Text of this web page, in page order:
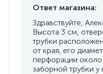
Ответ магазина:
Здравствуйте,
Высота 3 см,
трубки
от края, его
перфорации
заборной трубки у